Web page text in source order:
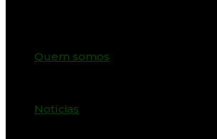
Quem somos
Notícias